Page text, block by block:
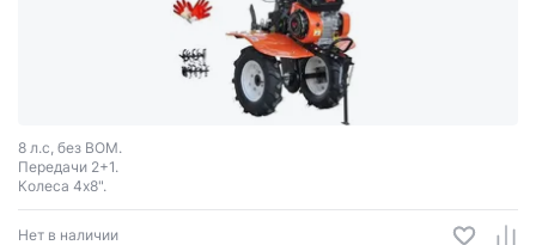
8 л.с, без ВОМ.
Передачи 2+1.
Колеса 4х8".
Нет в наличии